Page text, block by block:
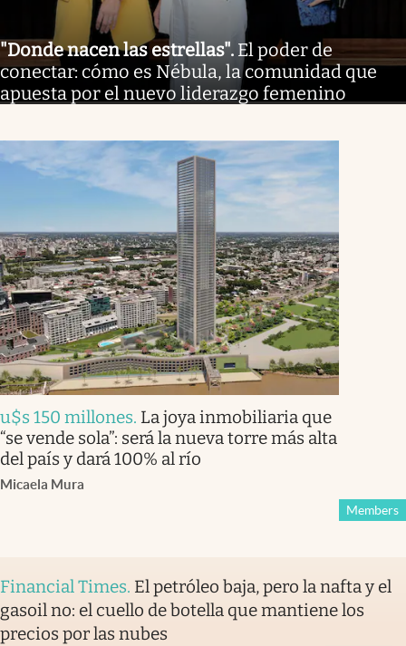
"Donde nacen las estrellas". El poder de
conectar: cómo es Nébula, la comunidad que
apuesta por el nuevo liderazgo femenino
u$s 150 millones. La joya inmobiliaria que
“se vende sola”: será la nueva torre más alta
del país y dará 100% al río
Micaela Mura
Members
Financial Times. El petróleo baja, pero la nafta y el
gasoil no: el cuello de botella que mantiene los
precios por las nubes